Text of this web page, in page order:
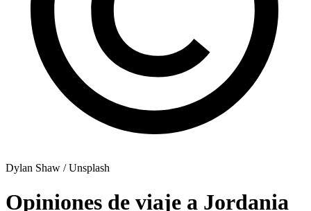
Dylan Shaw / Unsplash
Opiniones de viaje a Jordania